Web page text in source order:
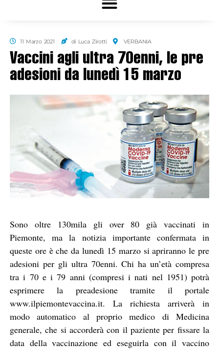
11 Marzo 2021 di Luca Zirotti VERBANIA
Vaccini agli ultra 70enni, le pre
adesioni da lunedì 15 marzo
Sono oltre 130mila gli over 80 già vaccinati in
Piemonte, ma la notizia importante confermata in
queste ore è che da lunedì 15 marzo si apriranno le pre
adesioni per gli ultra 70enni. Chi ha un’età compresa
tra i 70 e i 79 anni (compresi i nati nel 1951) potrà
esprimere la preadesione tramite il portale
www.ilpiemontevaccina.it. La richiesta arriverà in
modo automatico al proprio medico di Medicina
generale, che si accorderà con il paziente per fissare la
data della vaccinazione ed eseguirla con il vaccino